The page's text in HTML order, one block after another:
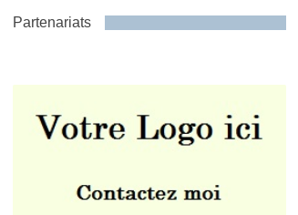
Partenariats